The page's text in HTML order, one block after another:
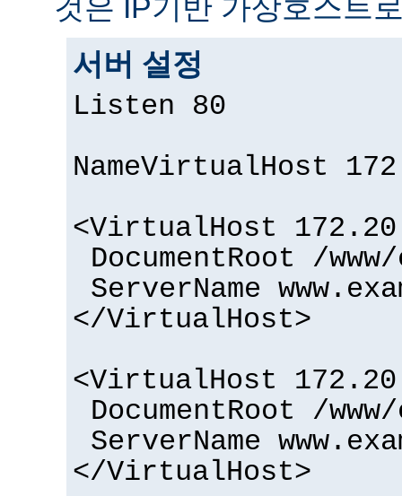
것은 IP기반 가상호스트
서버 설정
Listen 80
NameVirtualHost
<VirtualHost
DocumentRoot /
ServerName
</VirtualHost>
<VirtualHost
DocumentRoot /
ServerName
</VirtualHost>